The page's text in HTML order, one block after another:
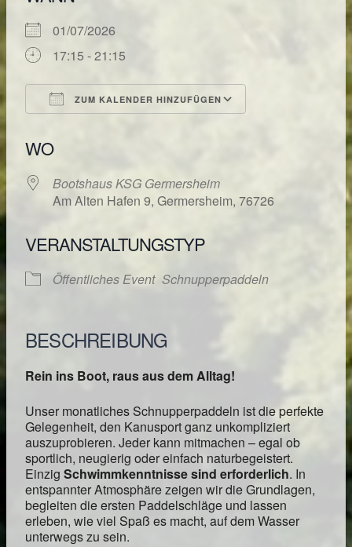
01/07/2026
17:15 - 21:15
ZUM KALENDER HINZUFÜGEN
WO
Bootshaus KSG Germersheim
Am Alten Hafen 9, Germersheim, 76726
VERANSTALTUNGSTYP
Öffentliches Event Schnupperpaddeln
BESCHREIBUNG
Rein ins Boot, raus aus dem Alltag!
Unser monatliches Schnupperpaddeln ist die perfekte
Gelegenheit, den Kanusport ganz unkompliziert
auszuprobieren. Jeder kann mitmachen – egal ob
sportlich, neugierig oder einfach naturbegeistert.
Einzig Schwimmkenntnisse sind erforderlich. In
entspannter Atmosphäre zeigen wir die Grundlagen,
begleiten die ersten Paddelschläge und lassen
erleben, wie viel Spaß es macht, auf dem Wasser
unterwegs zu sein.